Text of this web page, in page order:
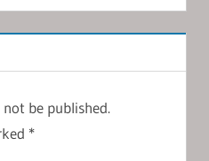
be published.
*